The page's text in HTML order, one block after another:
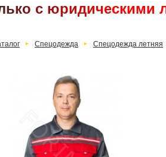
с юридическими
Спецодежда
Спецодежда летняя